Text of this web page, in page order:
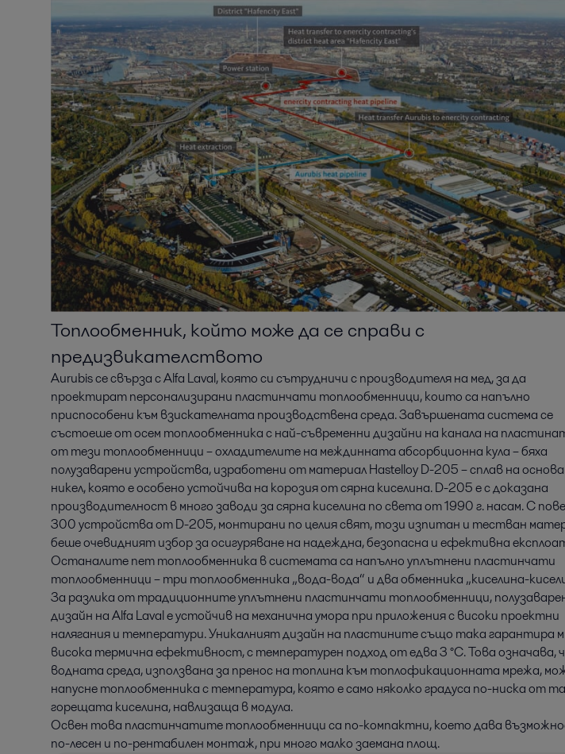
Топлообменник, който може да се справи с
предизвикателството
Aurubis се свърза с Alfa Laval, която си сътрудничи с производителя на мед, за да
проектират персонализирани пластинчати топлообменници, които са напълно
приспособени към взискателната производствена среда. Завършената система се
състоеше от осем топлообменника с най-съвременни дизайни на канала на
от тези топлообменници – охладителите на междинната абсорбционна кула – бяха
полузаварени устройства, изработени от материал Hastelloy D-205 – сплав на
никел, която е особено устойчива на корозия от сярна киселина. D-205 е с доказана
производителност в много заводи за сярна киселина по света от 1990 г. насам. С
300 устройства от D-205, монтирани по целия свят, този изпитан и тестван
беше очевидният избор за осигуряване на надеждна, безопасна и ефективна
Останалите пет топлообменника в системата са напълно уплътнени пластинчати
топлообменници – три топлообменника „вода-вода“ и два обменника „киселина-
За разлика от традиционните уплътнени пластинчати топлообменници,
дизайн на Alfa Laval е устойчив на механична умора при приложения с високи проектни
налягания и температури. Уникалният дизайн на пластините също така гарантира
висока термична ефективност, с температурен подход от едва 3 °C. Това означава,
водната среда, използвана за пренос на топлина към топлофикационната мрежа,
напусне топлообменника с температура, която е само няколко градуса по-ниска от
горещата киселина, навлизаща в модула.
Освен това пластинчатите топлообменници са по-компактни, което дава
по-лесен и по-рентабилен монтаж, при много малко заемана площ.